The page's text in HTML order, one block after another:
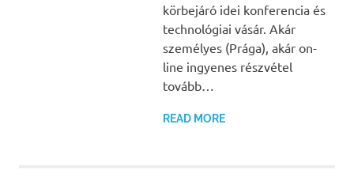
körbejáró idei konferencia és
technológiai vásár. Akár
személyes (Prága), akár on-
line ingyenes részvétel
tovább…
READ MORE